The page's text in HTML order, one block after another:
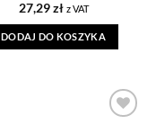
27,29zł z VAT
DODAJ DO KOSZYKA